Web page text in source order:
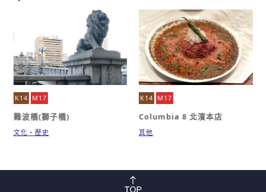
K14 M17
難波橋(獅子橋)
文化・歷史
K14 M17
Columbia 8 北濱本店
其他